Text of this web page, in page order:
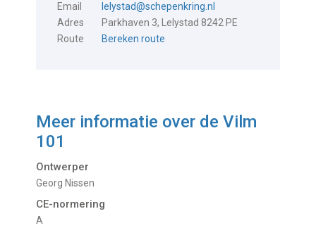
Email
lelystad@schepenkring.nl
Adres
Parkhaven 3, Lelystad 8242 PE
Route
Bereken route
Meer informatie over deVilm
101
Ontwerper
Georg Nissen
CE-normering
A